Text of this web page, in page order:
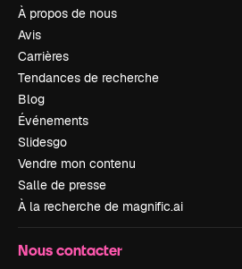
À propos de nous
Avis
Carrières
Tendances de recherche
Blog
Événements
Slidesgo
Vendre mon contenu
Salle de presse
À la recherche de magnific.ai
Nous contacter